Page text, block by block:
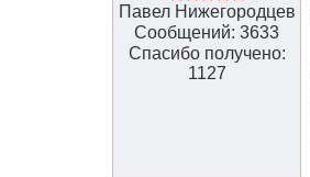
Павел Нижегородцев
Сообщений: 3633
Спасибо получено:
1127